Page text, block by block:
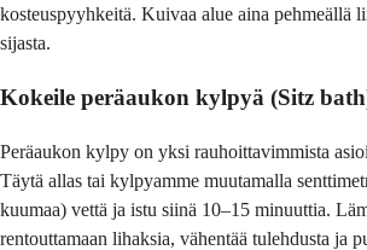
kosteuspyyhkeitä. Kuivaa alue aina pehmeällä
sijasta.
Kokeile peräaukon kylpyä (Sitz
Peräaukon kylpy on yksi rauhoittavimmista
Täytä allas tai kylpyamme muutamalla
kuumaa) vettä ja istu siinä 10–15 minuuttia.
rentouttamaan lihaksia, vähentää tulehdusta ja